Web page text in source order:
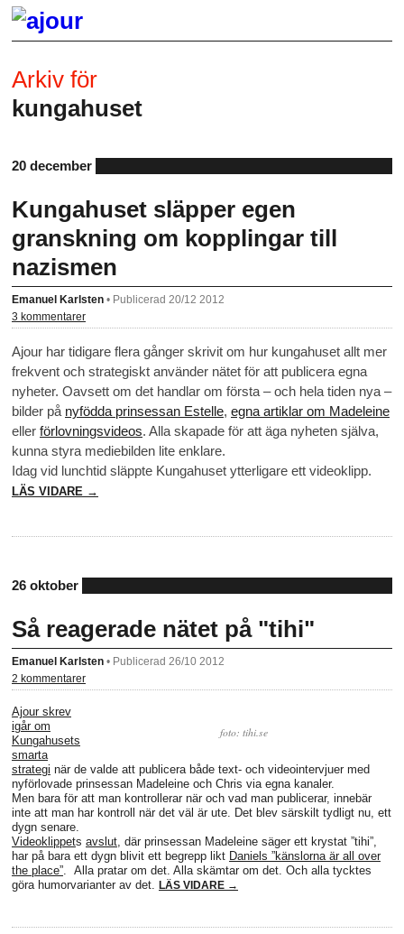
Arkiv för
kungahuset
20 december
Kungahuset släpper egen
granskning om kopplingar till
nazismen
Emanuel Karlsten • Publicerad 20/12 2012
3 kommentarer
Ajour har tidigare flera gånger skrivit om hur kungahuset allt mer
frekvent och strategiskt använder nätet för att publicera egna
nyheter. Oavsett om det handlar om första – och hela tiden nya –
bilder på nyfödda prinsessan Estelle, egna artiklar om Madeleine
eller förlovningsvideos. Alla skapade för att äga nyheten själva,
kunna styra mediebilden lite enklare.
Idag vid lunchtid släppte Kungahuset ytterligare ett videoklipp.
LÄS VIDARE →
26 oktober
Så reagerade nätet på "tihi"
Emanuel Karlsten • Publicerad 26/10 2012
2 kommentarer
foto: tihi.se
Ajour skrev
igår om
Kungahusets
smarta
strategi när de valde att publicera både text- och videointervjuer med
nyförlovade prinsessan Madeleine och Chris via egna kanaler.
Men bara för att man kontrollerar när och vad man publicerar, innebär
inte att man har kontroll när det väl är ute. Det blev särskilt tydligt nu, ett
dygn senare.
Videoklippets avslut , där prinsessan Madeleine säger ett krystat ”tihi”,
har på bara ett dygn blivit ett begrepp likt Daniels ”känslorna är all over
the place” . Alla pratar om det. Alla skämtar om det. Och alla tycktes
göra humorvarianter av det. LÄS VIDARE →